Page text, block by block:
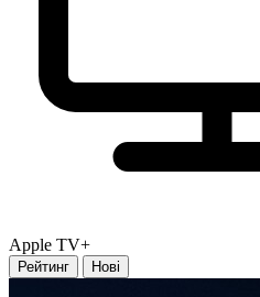
Apple TV+
Рейтинг Нові